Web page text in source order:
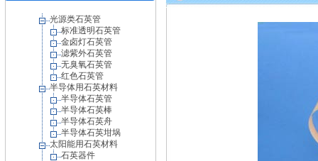
光源类石英管
标准透明石英管
金卤灯石英管
滤紫外石英管
无臭氧石英管
红色石英管
半导体用石英材料
半导体石英管
半导体石英棒
半导体石英舟
半导体石英坩埚
太阳能用石英材料
石英器件